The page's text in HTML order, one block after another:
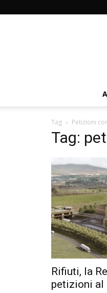
Tag Petizioni
Tag:
Rifiuti, la
petizioni al